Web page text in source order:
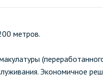
метров.
Экономичное